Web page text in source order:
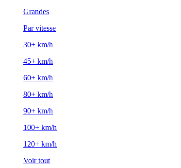
Grandes
Par vitesse
30+ km/h
45+ km/h
60+ km/h
80+ km/h
90+ km/h
100+ km/h
120+ km/h
Voir tout